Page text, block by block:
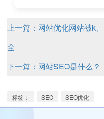
上一篇：网站优化网站被k
全
下一篇：网站SEO是什么？
标签： SEO SEO优化